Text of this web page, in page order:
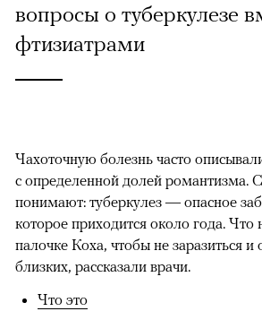
вопросы о туберкулезе
фтизиатрами
Чахоточную болезнь часто
с определенной долей романтизма.
понимают: туберкулез — опасное
которое приходится около года. Что
палочке Коха, чтобы не заразиться и
близких, рассказали врачи.
Что это